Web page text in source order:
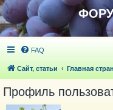
FAQ
Сайт, статьи Главная
Профиль